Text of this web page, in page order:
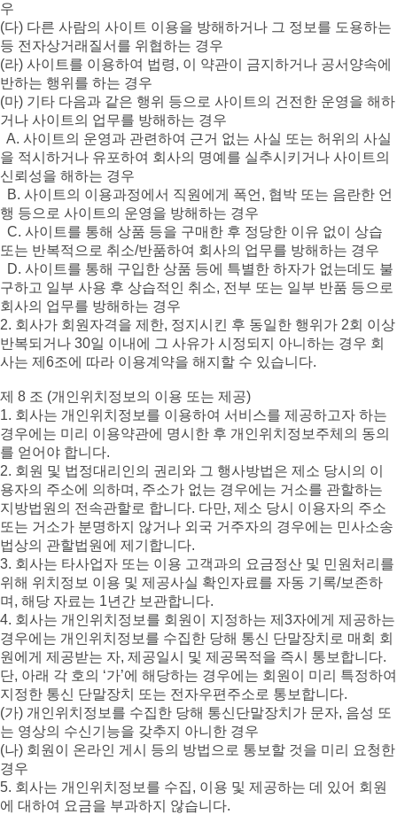
우
(다) 다른 사람의 사이트 이용을 방해하거나 그 정보를 도용하는
등 전자상거래질서를 위협하는 경우
(라) 사이트를 이용하여 법령, 이 약관이 금지하거나 공서양속에
반하는 행위를 하는 경우
(마) 기타 다음과 같은 행위 등으로 사이트의 건전한 운영을 해하
거나 사이트의 업무를 방해하는 경우
A. 사이트의 운영과 관련하여 근거 없는 사실 또는 허위의 사실
을 적시하거나 유포하여 회사의 명예를 실추시키거나 사이트의
신뢰성을 해하는 경우
B. 사이트의 이용과정에서 직원에게 폭언, 협박 또는 음란한 언
행 등으로 사이트의 운영을 방해하는 경우
C. 사이트를 통해 상품 등을 구매한 후 정당한 이유 없이 상습
또는 반복적으로 취소/반품하여 회사의 업무를 방해하는 경우
D. 사이트를 통해 구입한 상품 등에 특별한 하자가 없는데도 불
구하고 일부 사용 후 상습적인 취소, 전부 또는 일부 반품 등으로
회사의 업무를 방해하는 경우
2. 회사가 회원자격을 제한, 정지시킨 후 동일한 행위가 2회 이상
반복되거나 30일 이내에 그 사유가 시정되지 아니하는 경우 회
사는 제6조에 따라 이용계약을 해지할 수 있습니다.
제 8 조 (개인위치정보의 이용 또는 제공)
1. 회사는 개인위치정보를 이용하여 서비스를 제공하고자 하는
경우에는 미리 이용약관에 명시한 후 개인위치정보주체의 동의
를 얻어야 합니다.
2. 회원 및 법정대리인의 권리와 그 행사방법은 제소 당시의 이
용자의 주소에 의하며, 주소가 없는 경우에는 거소를 관할하는
지방법원의 전속관할로 합니다. 다만, 제소 당시 이용자의 주소
또는 거소가 분명하지 않거나 외국 거주자의 경우에는 민사소송
법상의 관할법원에 제기합니다.
3. 회사는 타사업자 또는 이용 고객과의 요금정산 및 민원처리를
위해 위치정보 이용 및 제공사실 확인자료를 자동 기록/보존하
며, 해당 자료는 1년간 보관합니다.
4. 회사는 개인위치정보를 회원이 지정하는 제3자에게 제공하는
경우에는 개인위치정보를 수집한 당해 통신 단말장치로 매회 회
원에게 제공받는 자, 제공일시 및 제공목적을 즉시 통보합니다.
단, 아래 각 호의 ‘가’에 해당하는 경우에는 회원이 미리 특정하여
지정한 통신 단말장치 또는 전자우편주소로 통보합니다.
(가) 개인위치정보를 수집한 당해 통신단말장치가 문자, 음성 또
는 영상의 수신기능을 갖추지 아니한 경우
(나) 회원이 온라인 게시 등의 방법으로 통보할 것을 미리 요청한
경우
5. 회사는 개인위치정보를 수집, 이용 및 제공하는 데 있어 회원
에 대하여 요금을 부과하지 않습니다.